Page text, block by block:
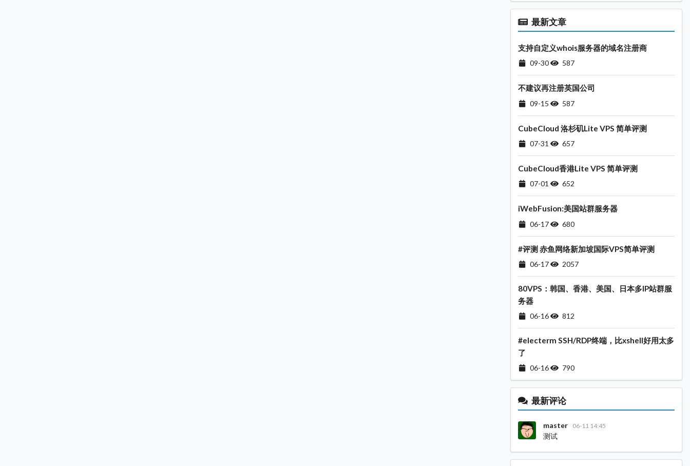
最新文章
支持自定义whois服务器的域名注册商
09-30 587
不建议再注册英国公司
09-15 587
CubeCloud 洛杉矶Lite VPS 简单评测
07-31 657
CubeCloud香港Lite VPS 简单评测
07-01 652
iWebFusion:美国站群服务器
06-17 680
#评测 赤鱼网络新加坡国际VPS简单评测
06-17 2057
80VPS：韩国、香港、美国、日本多IP站群服
务器
06-16 812
#electerm SSH/RDP终端，比xshell好用太多
了
06-16 790
最新评论
master 06-11 14:45
测试